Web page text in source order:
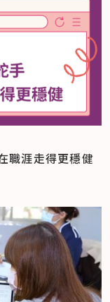
職涯走得更穩健